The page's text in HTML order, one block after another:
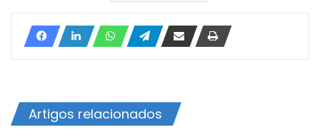
Artigos relacionados